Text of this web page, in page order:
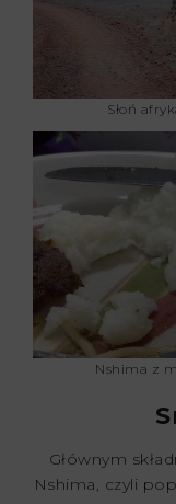
Słoń
Nshima z
Głównym
Nshima, czyli